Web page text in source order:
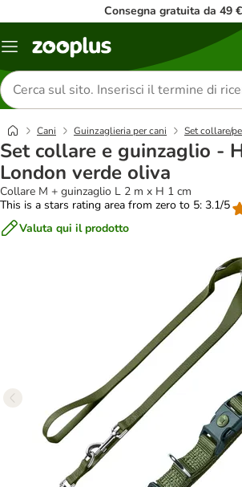
Consegna gratuita da 49
Overview
Cerca
prodotti
Cani Guinzaglieria per cani Set collare/
Set collare e guinzaglio -
London verde oliva
Collare M + guinzaglio L 2 m x H 1 cm
This is a stars rating area from zero to 5: 3.1/5
Valuta qui il prodotto